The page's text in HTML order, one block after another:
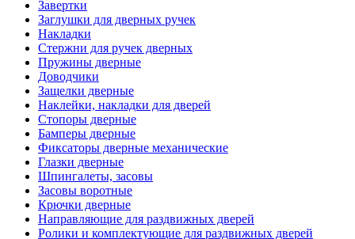
Завертки
Заглушки для дверных ручек
Накладки
Стержни для ручек дверных
Пружины дверные
Доводчики
Защелки дверные
Наклейки, накладки для дверей
Стопоры дверные
Бамперы дверные
Фиксаторы дверные механические
Глазки дверные
Шпингалеты, засовы
Засовы воротные
Крючки дверные
Направляющие для раздвижных дверей
Ролики и комплектующие для раздвижных дверей